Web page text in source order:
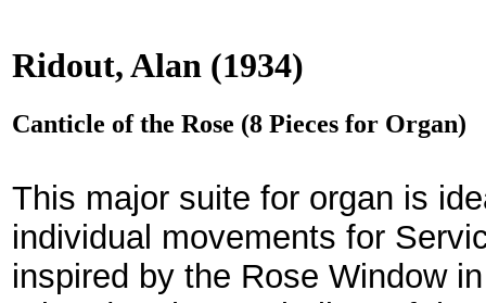
Ridout, Alan (1934)
Canticle of the Rose (8 Pieces for Organ)
This major suite for organ is
individual move­ments for
inspired by the Rose Window